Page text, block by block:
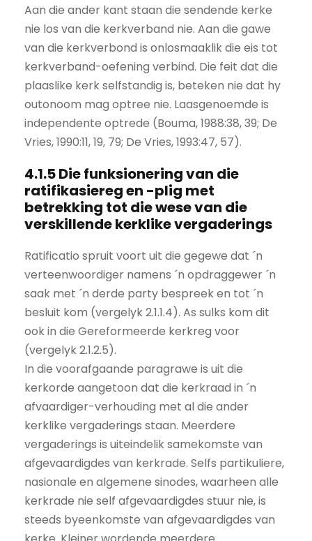
Aan die ander kant staan die sendende kerke
nie los van die kerkverband nie. Aan die gawe
van die kerkverbond is onlosmaaklik die eis tot
kerkverband-oefening verbind. Die feit dat die
plaaslike kerk selfstandig is, beteken nie dat hy
outonoom mag optree nie. Laasgenoemde is
independente optrede (Bouma, 1988:38, 39; De
Vries, 1990:11, 19, 79; De Vries, 1993:47, 57).
4.1.5 Die funksionering van die
ratifikasiereg en -plig met
betrekking tot die wese van die
verskillende kerklike vergaderings
Ratificatio spruit voort uit die gegewe dat ´n
verteenwoordiger namens ´n opdraggewer ´n
saak met ´n derde party bespreek en tot ´n
besluit kom (vergelyk 2.1.1.4). As sulks kom dit
ook in die Gereformeerde kerkreg voor
(vergelyk 2.1.2.5).
In die voorafgaande paragrawe is uit die
kerkorde aangetoon dat die kerkraad in ´n
afvaardiger-verhouding met al die ander
kerklike vergaderings staan. Meerdere
vergaderings is uiteindelik samekomste van
afgevaardigdes van kerkrade. Selfs partikuliere,
nasionale en algemene sinodes, waarheen alle
kerkrade nie self afgevaardigdes stuur nie, is
steeds byeenkomste van afgevaardigdes van